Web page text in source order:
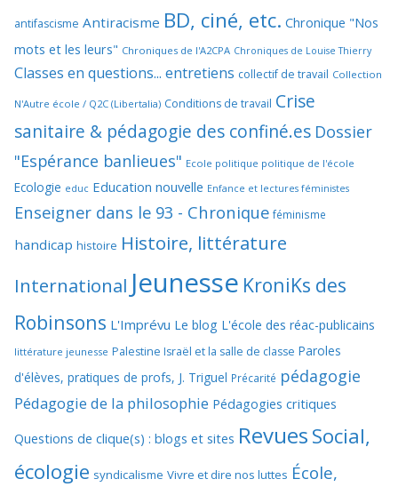
antifascisme Antiracisme BD, ciné, etc. Chronique "Nos
mots et les leurs" Chroniques de l'A2CPA Chroniques de Louise Thierry
Classes en questions... entretiens collectif de travail Collection
N'Autre école / Q2C (Libertalia) Conditions de travail Crise
sanitaire & pédagogie des confiné.es Dossier
"Espérance banlieues" Ecole politique politique de l'école
Ecologie educ Education nouvelle Enfance et lectures féministes
Enseigner dans le 93 - Chronique féminisme
handicap histoire Histoire, littérature
International Jeunesse KroniKs des
Robinsons L'Imprévu Le blog L'école des réac-publicains
littérature jeunesse Palestine Israël et la salle de classe Paroles
d'élèves, pratiques de profs, J. Triguel Précarité pédagogie
Pédagogie de la philosophie Pédagogies critiques
Questions de clique(s) : blogs et sites RevuesSocial,
écologie syndicalisme Vivre et dire nos luttes École,